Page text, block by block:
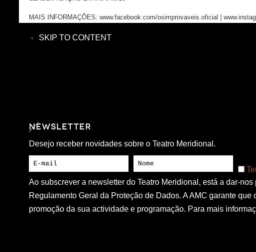
MAIS INFORMAÇÕES: www.facebook.com/osimprovaveis.oficial |
SKIP TO CONTENT
NEWSLETTER
Desejo receber novidades sobre o Teatro Meridional.
Ao subscrever a newsletter do Teatro Meridional, está a dar-
Regulamento Geral da Proteção de Dados. A AMC garante
promoção da sua actividade e programação. Para mais